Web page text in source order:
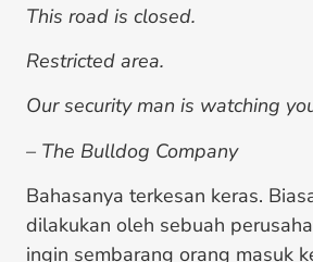
This road is closed.
Restricted area.
Our security man is watching
– The Bulldog Company
Bahasanya terkesan keras.
dilakukan oleh sebuah
ingin sembarang orang masuk